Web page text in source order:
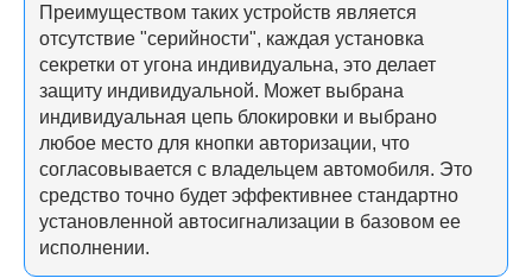
Преимуществом таких устройств является
отсутствие "серийности", каждая установка
секретки от угона индивидуальна, это делает
защиту индивидуальной. Может выбрана
индивидуальная цепь блокировки и выбрано
любое место для кнопки авторизации, что
согласовывается с владельцем автомобиля. Это
средство точно будет эффективнее стандартно
установленной автосигнализации в базовом ее
исполнении.